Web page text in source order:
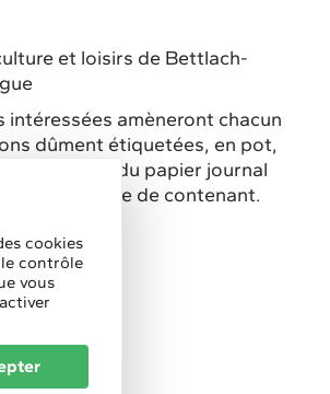
et loisirs de Bettlach-
intéressées amèneront chacun
dûment étiquetées, en pot,
les graines, du papier journal
faire office de contenant.
cookies
contrôle
vous